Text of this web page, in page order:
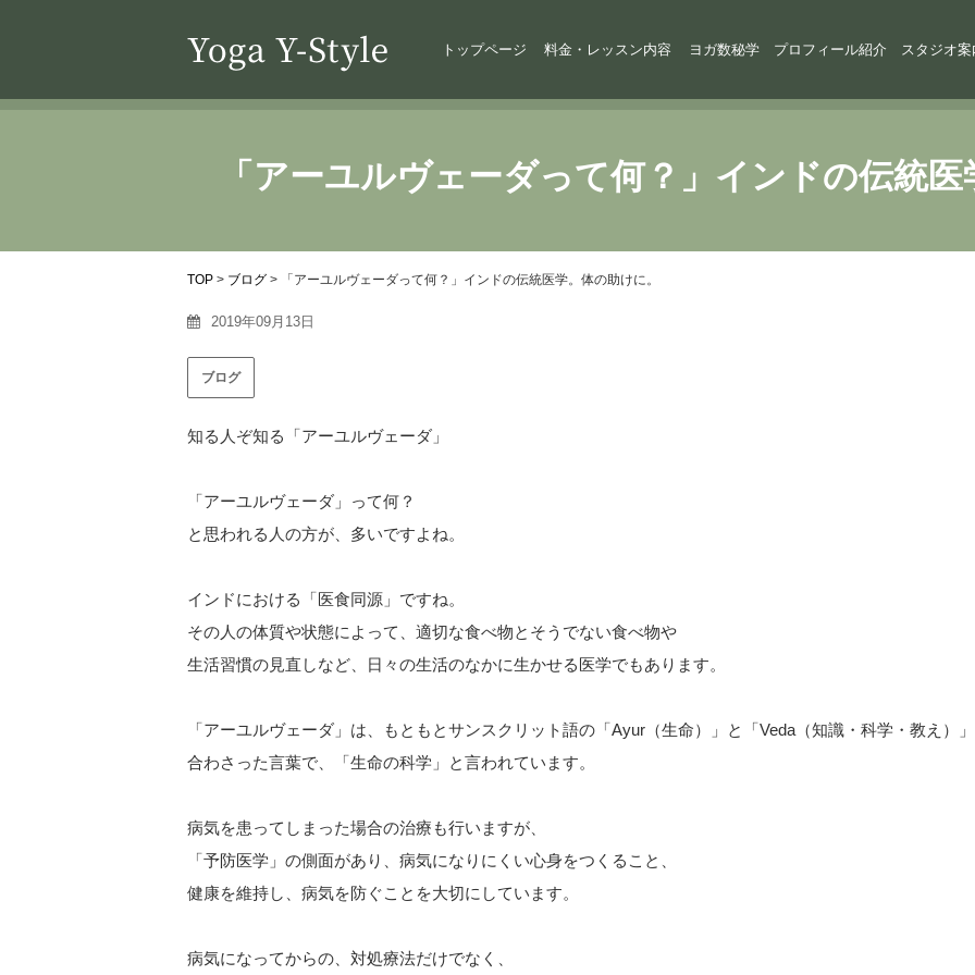
トップページ 料金・レッスン内容 ヨガ数秘学 プロフィール紹介 スタジオ案
「アーユルヴェーダって何？」インドの伝統
TOP > ブログ > 「アーユルヴェーダって何？」インドの伝統医学。体の助けに。
2019年09月13日
ブログ
知る人ぞ知る「アーユルヴェーダ」
「アーユルヴェーダ」って何？
と思われる人の方が、多いですよね。
インドにおける「医食同源」ですね。
その人の体質や状態によって、適切な食べ物とそうでない食べ物や
生活習慣の見直しなど、日々の生活のなかに生かせる医学でもあります。
「アーユルヴェーダ」は、もともとサンスクリット語の「Ayur（生命）」と「Veda（知識・科学・教え）
合わさった言葉で、「生命の科学」と言われています。
病気を患ってしまった場合の治療も行いますが、
「予防医学」の側面があり、病気になりにくい心身をつくること、
健康を維持し、病気を防ぐことを大切にしています。
病気になってからの、対処療法だけでなく、